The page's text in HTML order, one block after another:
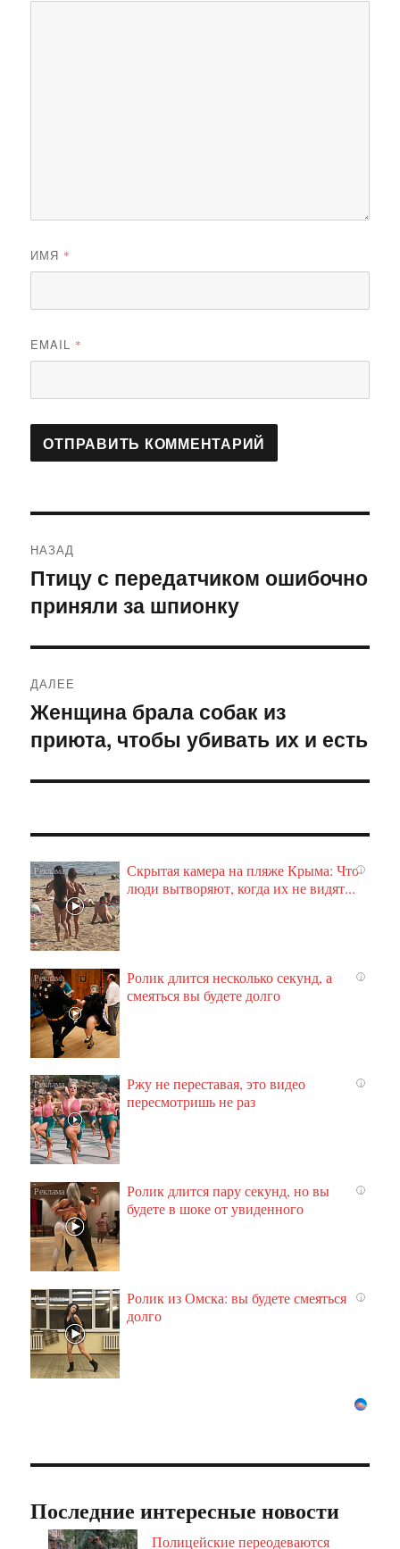
ИМЯ *
EMAIL *
по
записям
НАЗАД
Предыдущая
запись:
Птицу с передатчиком ошибочно
приняли за шпионку
ДАЛЕЕ
Следующая
запись:
Женщина брала собак из
приюта, чтобы убивать их и есть
i
Скрытая камера на пляже Крыма: Что
люди вытворяют, когда их не видят...
i
Ролик длится несколько секунд, а
смеяться вы будете долго
i
Ржу не переставая, это видео
пересмотришь не раз
i
Ролик длится пару секунд, но вы
будете в шоке от увиденного
i
Ролик из Омска: вы будете смеяться
долго
Последние интересные новости
Полицейские переодеваются